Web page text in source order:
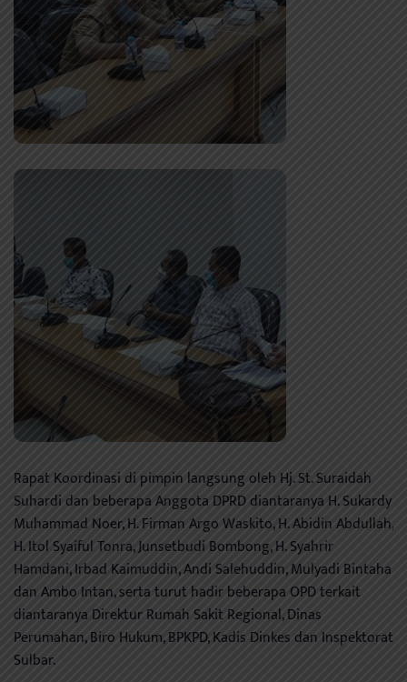
Rapat Koordinasi di pimpin langsung oleh Hj. St. Suraidah
Suhardi dan beberapa Anggota DPRD diantaranya H. Sukardy
Muhammad Noer, H. Firman Argo Waskito, H. Abidin Abdullah,
H. Itol Syaiful Tonra, Junsetbudi Bombong, H. Syahrir
Hamdani, Irbad Kaimuddin, Andi Salehuddin, Mulyadi Bintaha
dan Ambo Intan, serta turut hadir beberapa OPD terkait
diantaranya Direktur Rumah Sakit Regional, Dinas
Perumahan, Biro Hukum, BPKPD, Kadis Dinkes dan Inspektorat
Sulbar.